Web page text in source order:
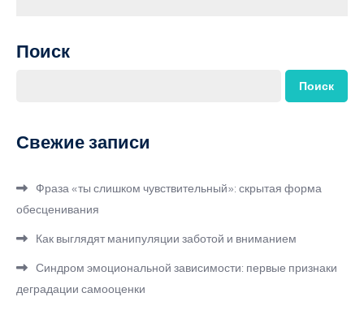
Поиск
Поиск
Свежие записи
Фраза «ты слишком чувствительный»: скрытая форма
обесценивания
Как выглядят манипуляции заботой и вниманием
Синдром эмоциональной зависимости: первые признаки
деградации самооценки